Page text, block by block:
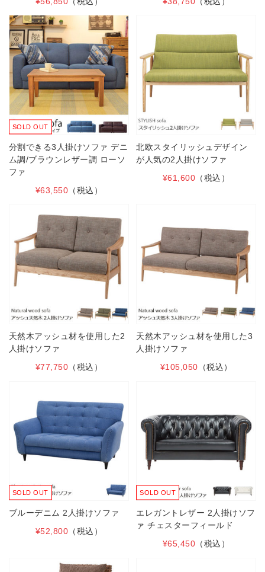
SOLD OUT
分割できる3人掛けソファ デニ
ム調/ブラウンレザー調 ローソ
ファ
¥63,550 （税込）
北欧スタイリッシュデザイン
が人気の2人掛けソファ
¥61,600 （税込）
天然木アッシュ材を使用した2
人掛けソファ
¥77,750 （税込）
天然木アッシュ材を使用した3
人掛けソファ
¥105,050 （税込）
SOLD OUT
ブルーデニム 2人掛けソファ
¥52,800 （税込）
SOLD OUT
エレガントレザー 2人掛けソフ
ァ チェスターフィールド
¥65,450 （税込）